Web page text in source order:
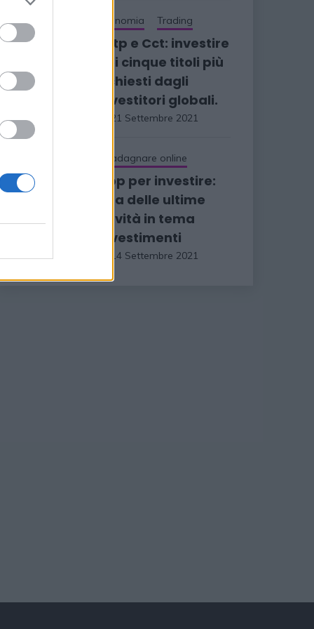
Economia Trading
I Btp e Cct: investire
nei cinque titoli più
richiesti dagli
investitori globali.
21 Settembre 2021
Guadagnare online
App per investire:
una delle ultime
novità in tema
investimenti
14 Settembre 2021